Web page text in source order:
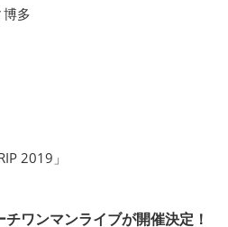
多
2019」
ワンマンライブが開催決定！